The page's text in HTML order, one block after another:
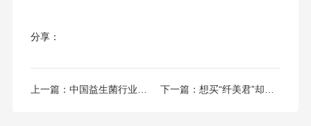
分享：
上一篇： 中国益生菌行业打造本土“明星”菌株！专家提醒：没有菌株号标识的产品不要买 下一篇：想买“纤美君”却被推荐购买了“姿美堂” 消费者买益生菌遇“李鬼”